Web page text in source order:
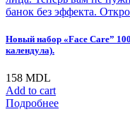
банок без эффекта.
Новый набор «Face Care”
календула).
158 MDL
Add to cart
Подробнее